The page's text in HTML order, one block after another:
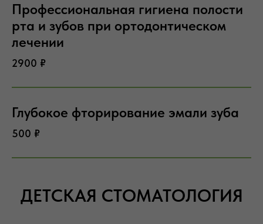
Профессиональная гигиена полости
рта и зубов при ортодонтическом
лечении
2900 ₽
Глубокое фторирование эмали зуба
500 ₽
ДЕТСКАЯ СТОМАТОЛОГИЯ